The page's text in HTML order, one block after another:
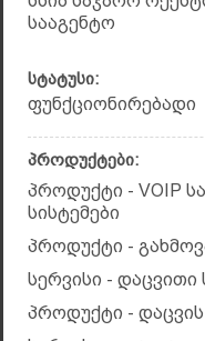
სააგენტო
სტატუსი:
ფუნქციონირებადი
პროდუქტები:
პროდუქტი - VOIP
სისტემები
პროდუქტი -
სერვისი - დაცვითი
პროდუქტი - დაცვის